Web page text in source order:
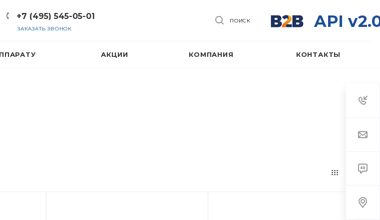
+7 (495) 545-05-01
ЗАКАЗАТЬ ЗВОНОК API
ПОИСК
АКЦИИ КОМПАНИЯ КОНТАКТЫ